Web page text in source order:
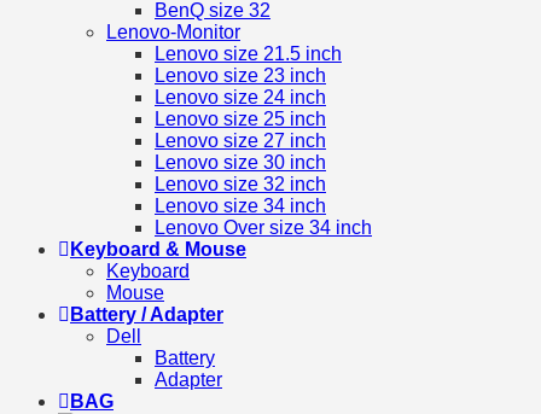
BenQ size 32
Lenovo-Monitor
Lenovo size 21.5 inch
Lenovo size 23 inch
Lenovo size 24 inch
Lenovo size 25 inch
Lenovo size 27 inch
Lenovo size 30 inch
Lenovo size 32 inch
Lenovo size 34 inch
Lenovo Over size 34 inch
Keyboard & Mouse
Keyboard
Mouse
Battery / Adapter
Dell
Battery
Adapter
BAG